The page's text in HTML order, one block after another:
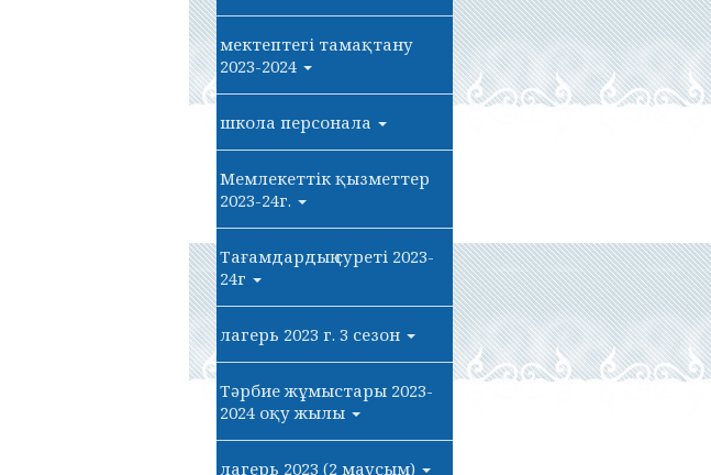
мектептегі тамақтану
2023-2024
школа персонала
Мемлекеттік қызметтер
2023-24г.
Тағамдардың суреті 2023-
24г
лагерь 2023 г. 3 сезон
Тәрбие жұмыстары 2023-
2024 оқу жылы
лагерь 2023 (2 маусым)